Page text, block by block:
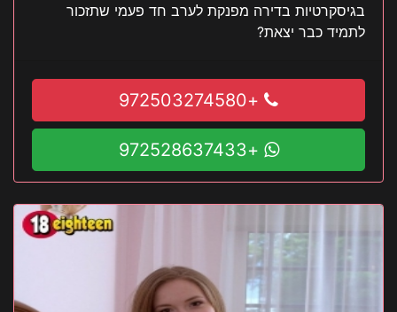
בגיסקרטיות בדירה מפנקת לערב חד פעמי שתזכור
לתמיד כבר יצאת?
+972503274580
+972528637433